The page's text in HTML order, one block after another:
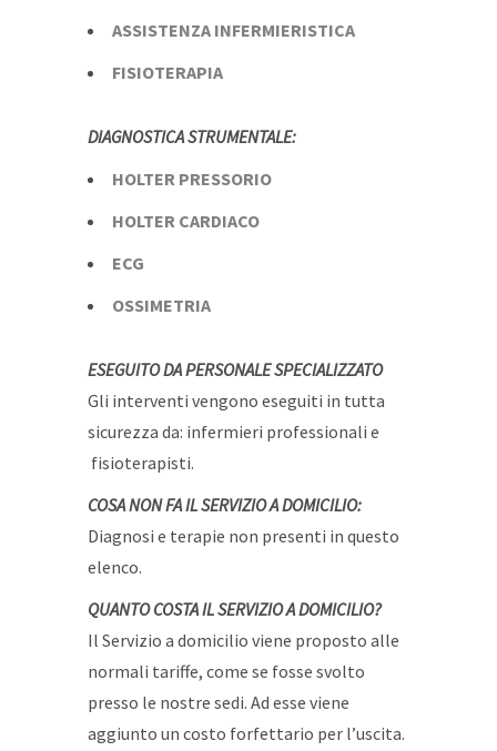
ASSISTENZA INFERMIERISTICA
FISIOTERAPIA
DIAGNOSTICA STRUMENTALE:
HOLTER PRESSORIO
HOLTER CARDIACO
ECG
OSSIMETRIA
ESEGUITO DA PERSONALE SPECIALIZZATO
Gli interventi vengono eseguiti in tutta
sicurezza da: infermieri professionali e
fisioterapisti.
COSA NON FA IL SERVIZIO A DOMICILIO:
Diagnosi e terapie non presenti in questo
elenco.
QUANTO COSTA IL SERVIZIO A DOMICILIO?
Il Servizio a domicilio viene proposto alle
normali tariffe, come se fosse svolto
presso le nostre sedi. Ad esse viene
aggiunto un costo forfettario per l’uscita.